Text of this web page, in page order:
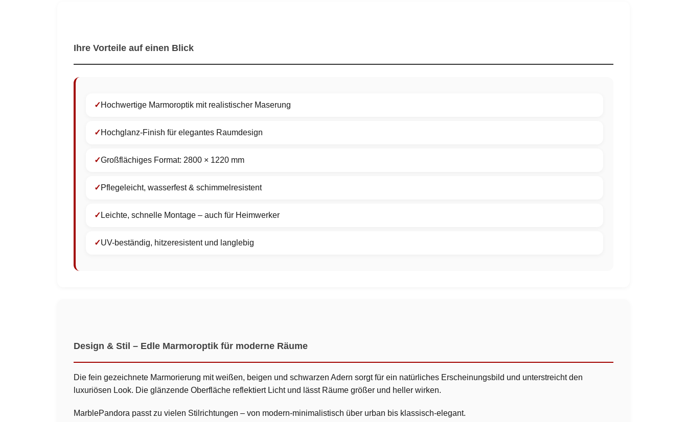
Ihre Vorteile auf einen Blick
Hochwertige Marmoroptik mit realistischer Maserung
Hochglanz-Finish für elegantes Raumdesign
Großflächiges Format: 2800 × 1220 mm
Pflegeleicht, wasserfest & schimmelresistent
Leichte, schnelle Montage – auch für Heimwerker
UV-beständig, hitzeresistent und langlebig
Design & Stil – Edle Marmoroptik für moderne Räume
Die fein gezeichnete Marmorierung mit weißen, beigen und schwarzen Adern sorgt für ein natürliches Erscheinungsbild und unterstreicht den
luxuriösen Look. Die glänzende Oberfläche reflektiert Licht und lässt Räume größer und heller wirken.
MarblePandora passt zu vielen Stilrichtungen – von modern-minimalistisch über urban bis klassisch-elegant.